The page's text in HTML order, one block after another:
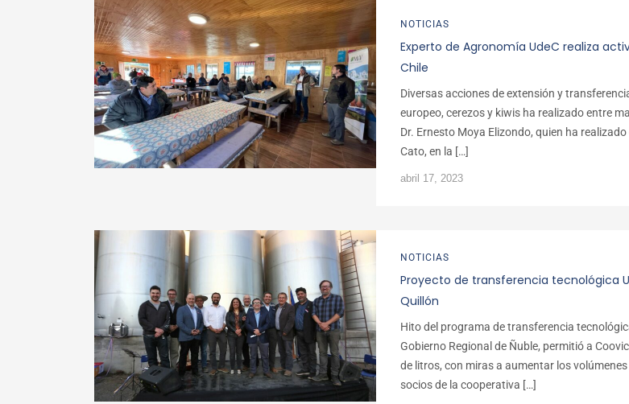
NOTICIAS
Experto de Agronomía UdeC realiza
Chile
Diversas acciones de extensión y
europeo, cerezos y kiwis ha realizado entre
Dr. Ernesto Moya Elizondo, quien ha
Cato, en la […]
abril 17, 2023
NOTICIAS
Proyecto de transferencia tecnológica
Quillón
Hito del programa de transferencia
Gobierno Regional de Ñuble, permitió a
de litros, con miras a aumentar los
socios de la cooperativa […]